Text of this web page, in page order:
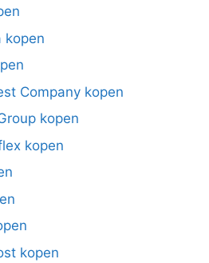
kopen
Company kopen
kopen
kopen
kopen